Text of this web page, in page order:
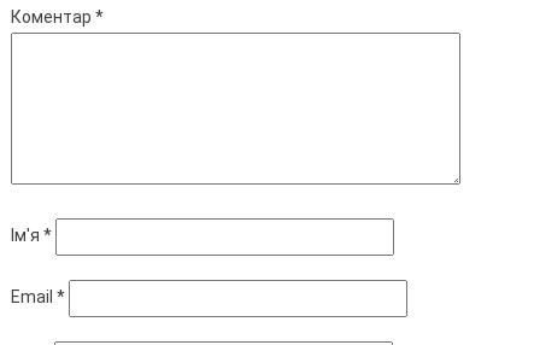
Коментар *
Ім'я *
Email *